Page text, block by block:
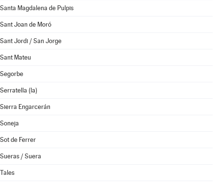
Santa Magdalena de Pulpis
Sant Joan de Moró
Sant Jordi / San Jorge
Sant Mateu
Segorbe
Serratella (la)
Sierra Engarcerán
Soneja
Sot de Ferrer
Sueras / Suera
Tales